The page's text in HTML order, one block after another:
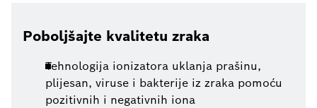
Poboljšajte kvalitetu zraka
Tehnologija ionizatora uklanja prašinu,
plijesan, viruse i bakterije iz zraka pomoću
pozitivnih i negativnih iona